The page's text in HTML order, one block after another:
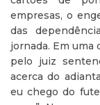
empresas, o
das
jornada. Em uma
pelo juiz
acerca do
eu chego do